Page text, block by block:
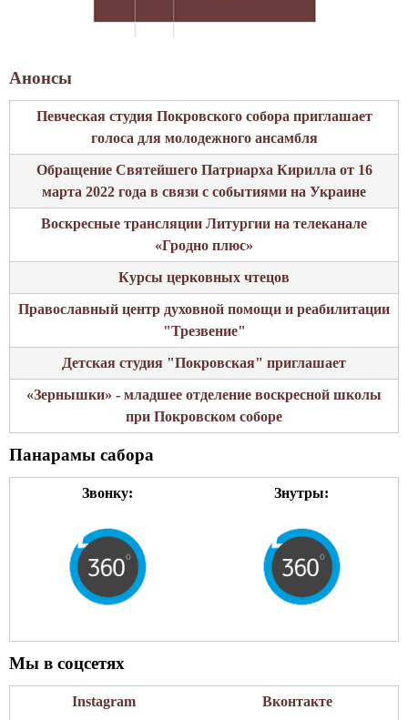
Анонсы
Певческая студия Покровского собора приглашает
голоса для молодежного ансамбля
Обращение Святейшего Патриарха Кирилла от 16
марта 2022 года в связи с событиями на Украине
Воскресные трансляции Литургии на телеканале
«Гродно плюс»
Курсы церковных чтецов
Православный центр духовной помощи и реабилитации
"Трезвение"
Детская студия "Покровская" приглашает
«Зернышки» - младшее отделение воскресной школы
при Покровском соборе
Панарамы сабора
Звонку: Знутры:
Мы в соцсетях
Instagram Вконтакте